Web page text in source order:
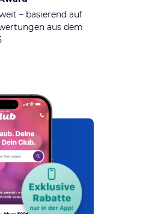
– basierend auf
aus dem